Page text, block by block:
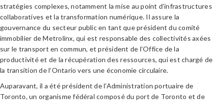
stratégies complexes, notamment la mise au point d’infrastructures
collaboratives et la transformation numérique. Il assure la
gouvernance du secteur public en tant que président du comité
immobilier de Metrolinx, qui est responsable des collectivités axées
sur le transport en commun, et président de l’Office de la
productivité et de la récupération des ressources, qui est chargé de
la transition de l’Ontario vers une économie circulaire.
Auparavant, il a été président de l’Administration portuaire de
Toronto, un organisme fédéral composé du port de Toronto et de